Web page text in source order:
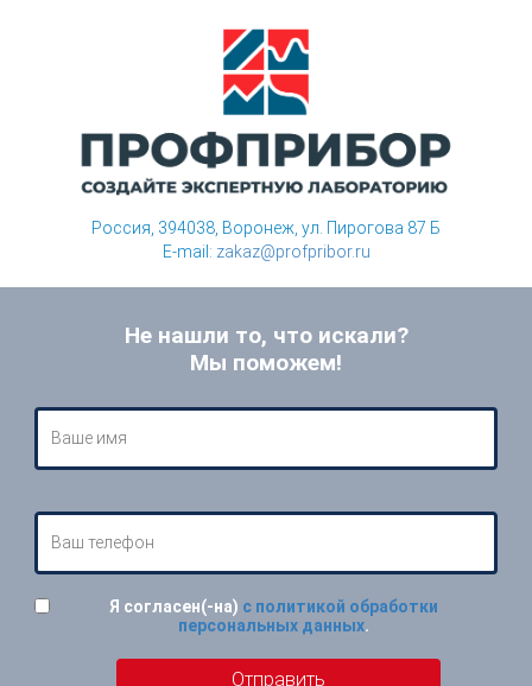
Россия, 394038, Воронеж, ул. Пирогова 87 Б
E-mail: zakaz@profpribor.ru
Не нашли то, что искали?
Мы поможем!
Я согласен(-на) с политикой обработки
персональных данных.